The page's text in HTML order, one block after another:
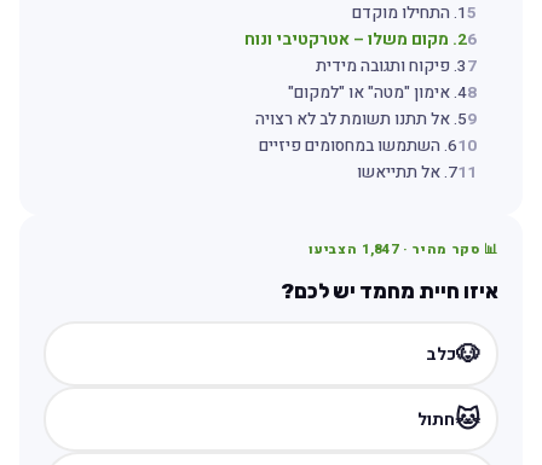
1. התחילו מוקדם
62. מקום משלו – אטרקטיבי ונוח
73. פיקוח ותגובה מידית
84. אימון "מטה" או "למקום"
95. אל תתנו תשומת לב לא רצויה
106. השתמשו במחסומים פיזיים
117. אל תתייאשו
📊 סקר מהיר · 1,847הצביעו
איזו חיית מחמד יש לכם?
🐶כלב
🐱חתול